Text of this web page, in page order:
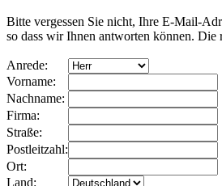
Bitte vergessen Sie nicht, Ihre E-Mail-
so dass wir Ihnen antworten können. Die
Anrede:
Vorname:
Nachname:
Firma:
Straße:
Postleitzahl:
Ort:
Land: